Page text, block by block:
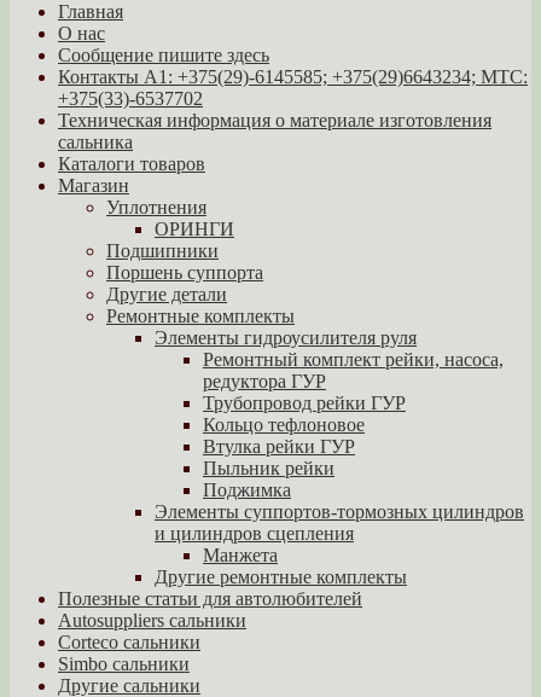
Главная
О нас
Сообщение пишите здесь
Контакты A1: +375(29)-6145585; +375(29)6643234; МТС:
+375(33)-6537702
Техническая информация о материале изготовления
сальника
Каталоги товаров
Магазин
Уплотнения
ОРИНГИ
Подшипники
Поршень суппорта
Другие детали
Ремонтные комплекты
Элементы гидроусилителя руля
Ремонтный комплект рейки, насоса,
редуктора ГУР
Трубопровод рейки ГУР
Кольцо тефлоновое
Втулка рейки ГУР
Пыльник рейки
Поджимка
Элементы суппортов-тормозных цилиндров
и цилиндров сцепления
Манжета
Другие ремонтные комплекты
Полезные статьи для автолюбителей
Autosuppliers сальники
Corteco сальники
Simbo сальники
Другие сальники